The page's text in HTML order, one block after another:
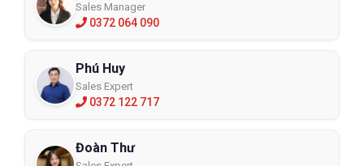
Sales Manager
0372 064 090
Phú Huy
Sales Expert
0372 122 717
Đoàn Thư